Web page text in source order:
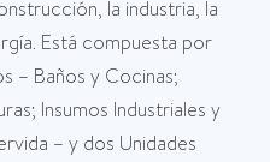
la industria, la
Está compuesta por
– Baños y Cocinas;
Insumos Industriales y
– y dos Unidades